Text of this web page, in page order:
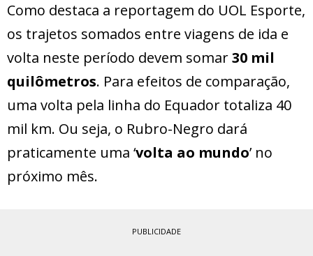
Como destaca a reportagem do UOL Esporte,
os trajetos somados entre viagens de ida e
volta neste período devem somar30 mil
quilômetros. Para efeitos de comparação,
uma volta pela linha do Equador totaliza 40
mil km. Ou seja, o Rubro-Negro dará
praticamente uma ‘volta ao mundo’ no
próximo mês.
PUBLICIDADE